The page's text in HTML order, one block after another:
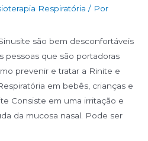
Respiratória / Por
são bem desconfortáveis
pessoas que são portadoras
prevenir e tratar a Rinite e
em bebês, crianças e
Consiste em uma irritação e
da mucosa nasal. Pode ser